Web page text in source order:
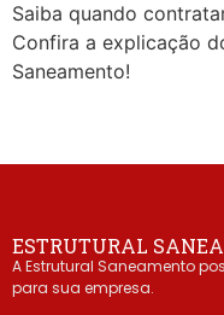
Saiba quando
Confira a explicação
Saneamento!
ESTRUTURAL
A Estrutural Saneamento
para sua empresa.